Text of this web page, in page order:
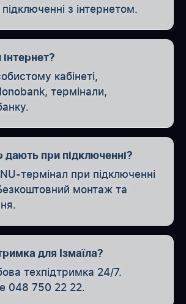
з інтернетом.
кабінеті,
термінали,
дають при підключенні?
термінал при підключенні
монтаж та
для Ізмаїла?
техпідтримка 24/7.
048 750 22 22.